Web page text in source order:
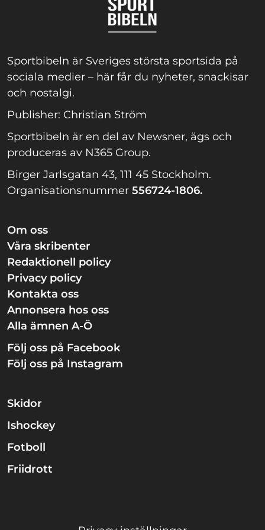
Sportbibeln är Sveriges största sportsida på
sociala medier – här får du nyheter, snackisar
och nostalgi.
Publisher: Christian Ström
Sportbibeln är en del av Newsner, ägs och
produceras av N365 Group.
Birger Jarlsgatan 43, 111 45 Stockholm.
Organisationsnummer 556724-1806.
Om oss
Våra skribenter
Redaktionell policy
Privacy policy
Kontakta oss
Annonsera hos oss
Alla ämnen A-Ö
Följ oss på Facebook
Följ oss på Instagram
Skidor
Ishockey
Fotboll
Friidrott